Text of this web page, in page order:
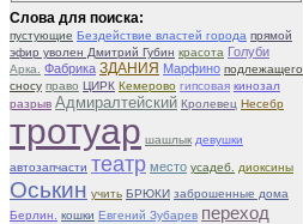
Слова для поиска:
пустующие Бездействие властей города прямой
эфир уволен Дмитрий Губин красота Голуби
Арка. Фабрика ЗДАНИЯ Марфино подлежащего
сносу право ЦИРК Кемерово гипсовая кинозал
разрыв Адмиралтейский Кролевец Несебр
тротуар шашлык девушки
автозапчасти театр место усадеб. диоксины
Оськин учить БРЮКИ заброшенные дома
Берлин.
кошки Евгений Зубарев переход